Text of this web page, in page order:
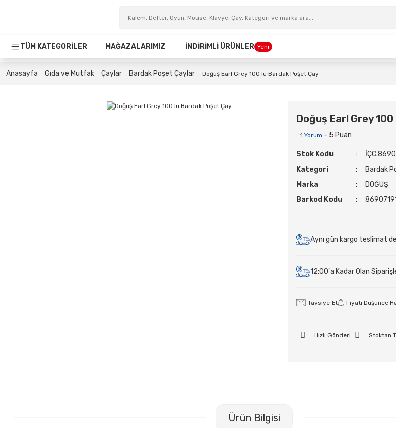
TÜM KATEGORİLER MAĞAZALARIMIZ İNDİRİMLİ ÜRÜNLER Yeni
Anasayfa Gıda ve Mutfak Çaylar Bardak Poşet Çaylar Doğuş Earl Grey 100 lü Bardak Poşet Çay
Doğuş Earl Grey
1 Yorum - 5 Puan
Stok Kodu
Kategori
Bardak
Marka
DOĞUŞ
Barkod Kodu
Aynı gün kargo teslimat
12:00'a Kadar Olan
Tavsiye Et Fiyatı Düşünce
Hızlı Gönderi Stoktan
Ürün Bilgisi